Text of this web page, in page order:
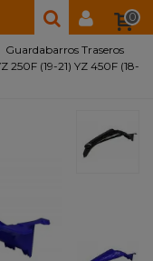
0
Guardabarros Traseros
250F (19-21) YZ 450F (18-